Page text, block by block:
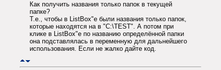
Как получить названия только папок в текущей
папке?
Т.е., чтобы в ListBox"e были названия только папок,
которые находятся на в "C:\TEST". А потом при
клике в ListBox"e по названию определённой папки
она подставлялась в переменную для дальнейшего
использования. Если не жалко дайте код.